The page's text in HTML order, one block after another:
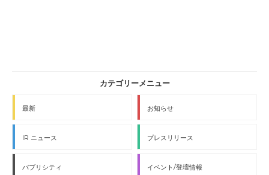
最新 お知らせ
IR ニュース プレスリリース
パブリシティ イベント/登壇情報